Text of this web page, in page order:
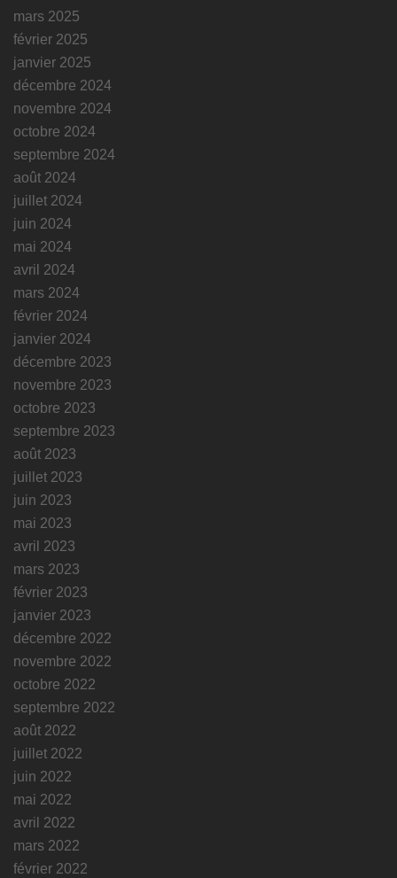
mars 2025
février 2025
janvier 2025
décembre 2024
novembre 2024
octobre 2024
septembre 2024
août 2024
juillet 2024
juin 2024
mai 2024
avril 2024
mars 2024
février 2024
janvier 2024
décembre 2023
novembre 2023
octobre 2023
septembre 2023
août 2023
juillet 2023
juin 2023
mai 2023
avril 2023
mars 2023
février 2023
janvier 2023
décembre 2022
novembre 2022
octobre 2022
septembre 2022
août 2022
juillet 2022
juin 2022
mai 2022
avril 2022
mars 2022
février 2022